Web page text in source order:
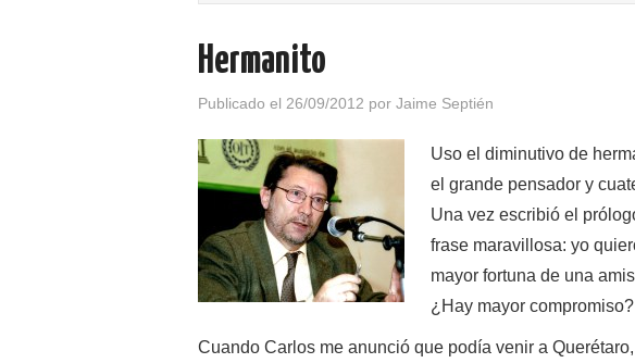
Hermanito
Publicado el 26/09/2012 por Jaime Septién
Uso el diminutivo de
el grande pensador y
Una vez escribió el
frase maravillosa: yo
mayor fortuna de una
¿Hay mayor compromiso?
Cuando Carlos me anunció que podía venir a